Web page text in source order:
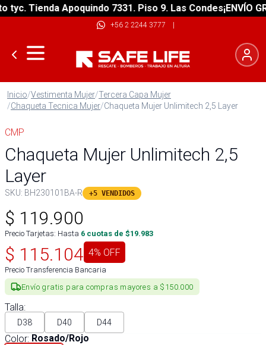
Tienda Apoquindo 7331. Piso 9. Las Condes¡ENVÍO
+56 2 2244 3777 |
Inicio/Vestimenta Mujer/Tercera Capa Mujer
/Chaqueta Tecnica Mujer/Chaqueta Mujer Unlimitech 2,5 Layer
CMP
Chaqueta Mujer Unlimitech 2,5
Layer
SKU: BH230101BA-R +5 VENDIDOS
$ 119.900
Precio Tarjetas: Hasta 6 cuotas de $19.983
$ 115.104 4% OFF
Precio Transferencia Bancaria
Envío gratis para compras mayores a $150.000
Talla:
D38 D40 D44
Color: Rosado/Rojo